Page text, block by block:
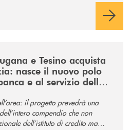
e Tesino acquista
nasce il nuovo polo
e al servizio della
il progetto prevedrà una
compendio che non
dell’istituto di credito ma